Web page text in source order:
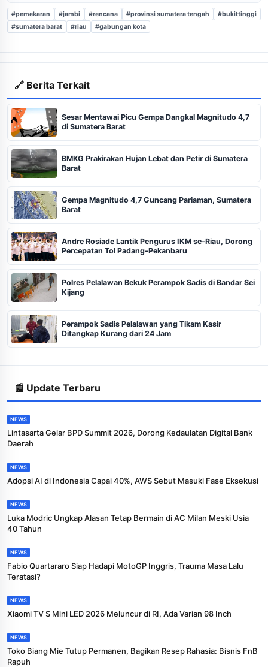
#pemekaran #jambi #rencana #provinsi sumatera tengah
#bukittinggi
#sumatera barat
#riau #gabungan kota
🔗 Berita Terkait
Sesar Mentawai Picu Gempa Dangkal Magnitudo 4,7
di Sumatera Barat
BMKG Prakirakan Hujan Lebat dan Petir di Sumatera
Barat
Gempa Magnitudo 4,7 Guncang Pariaman, Sumatera
Barat
Andre Rosiade Lantik Pengurus IKM se-Riau, Dorong
Percepatan Tol Padang-Pekanbaru
Polres Pelalawan Bekuk Perampok Sadis di Bandar Sei
Kijang
Perampok Sadis Pelalawan yang Tikam Kasir
Ditangkap Kurang dari 24 Jam
📰 Update Terbaru
NEWS
Lintasarta Gelar BPD Summit 2026, Dorong Kedaulatan Digital Bank
Daerah
NEWS
Adopsi AI di Indonesia Capai 40%, AWS Sebut Masuki Fase Eksekusi
NEWS
Luka Modric Ungkap Alasan Tetap Bermain di AC Milan Meski Usia
40 Tahun
NEWS
Fabio Quartararo Siap Hadapi MotoGP Inggris, Trauma Masa Lalu
Teratasi?
NEWS
Xiaomi TV S Mini LED 2026 Meluncur di RI, Ada Varian 98 Inch
NEWS
Toko Biang Mie Tutup Permanen, Bagikan Resep Rahasia: Bisnis FnB
Rapuh